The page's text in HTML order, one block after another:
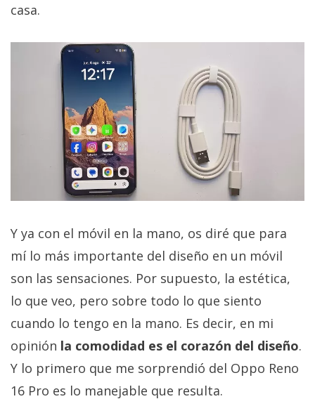
casa.
Y ya con el móvil en la mano, os diré que para
mí lo más importante del diseño en un móvil
son las sensaciones. Por supuesto, la estética,
lo que veo, pero sobre todo lo que siento
cuando lo tengo en la mano. Es decir, en mi
opinión la comodidad es el corazón del diseño.
Y lo primero que me sorprendió del Oppo Reno
16 Pro es lo manejable que resulta.